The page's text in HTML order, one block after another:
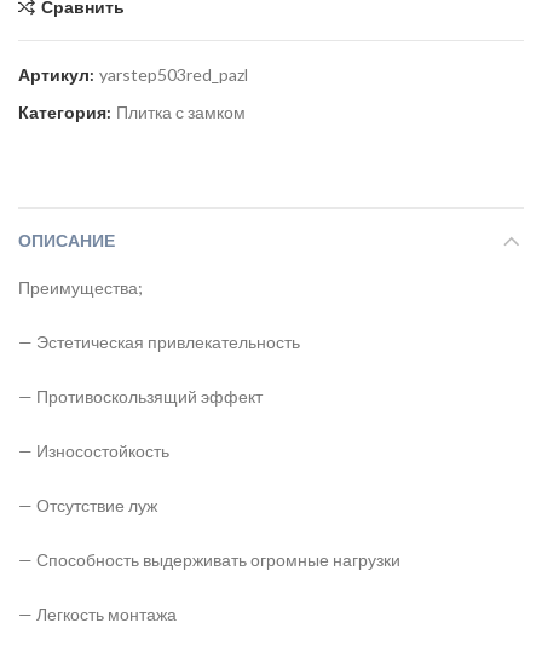
Сравнить
Артикул: yarstep503red_pazl
Категория: Плитка с замком
ОПИСАНИЕ
Преимущества;
— Эстетическая привлекательность
— Противоскользящий эффект
— Износостойкость
— Отсутствие луж
— Способность выдерживать огромные нагрузки
— Легкость монтажа